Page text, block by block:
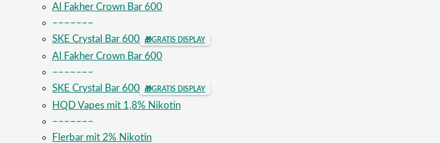
Al Fakher Crown Bar 600
–––––––
SKE Crystal Bar 600
🎁GRATIS DISPLAY
Al Fakher Crown Bar 600
–––––––
SKE Crystal Bar 600
🎁GRATIS DISPLAY
HQD Vapes mit 1,8% Nikotin
–––––––
Flerbar mit 2% Nikotin